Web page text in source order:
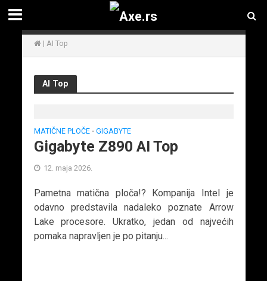
| AI Top
AI Top
MATIČNE PLOČE • GIGABYTE
Gigabyte Z890 AI Top
12. maja 2026.
Pametna matična ploča!? Kompanija Intel je
odavno predstavila nadaleko poznate Arrow
Lake procesore. Ukratko, jedan od najvećih
pomaka napravljen je po pitanju...